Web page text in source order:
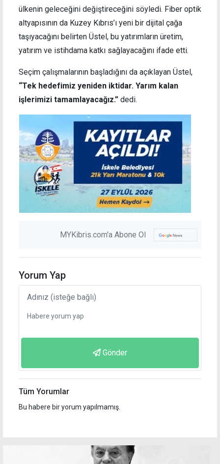
ülkenin geleceğini değiştireceğini söyledi. Fiber optik
altyapısının da Kuzey Kıbrıs’ı yeni bir dijital çağa
taşıyacağını belirten Üstel, bu yatırımların üretim,
yatırım ve istihdama katkı sağlayacağını ifade etti.
Seçim çalışmalarının başladığını da açıklayan Üstel,
“Tek hedefimiz yeniden iktidar. Yarım kalan
işlerimizi tamamlayacağız.” dedi.
MYKibris.com'a Abone Ol
Yorum Yap
Gönder
Tüm Yorumlar
Bu habere bir yorum yapılmamış.